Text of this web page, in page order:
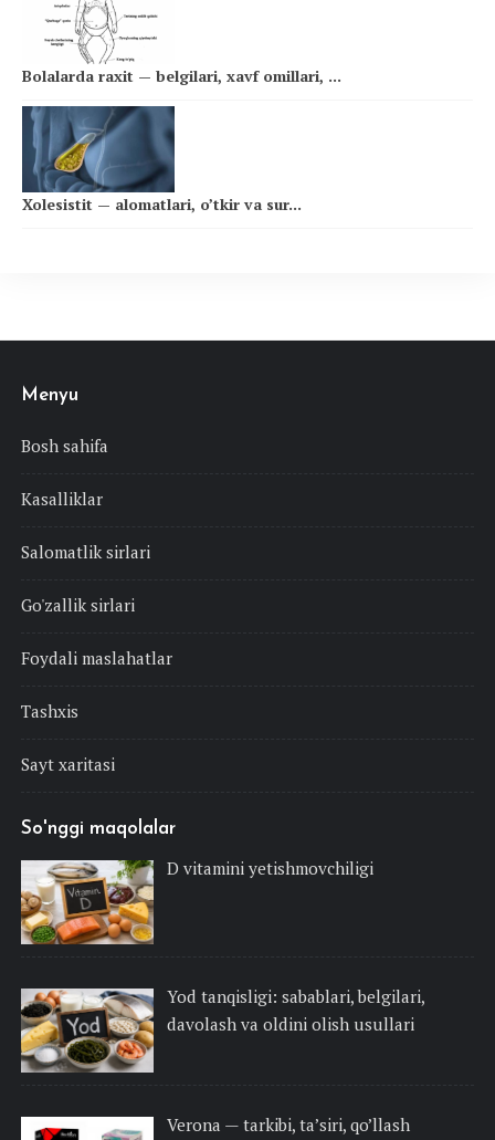
Bolalarda raxit — belgilari, xavf omillari, ...
Xolesistit — alomatlari, o’tkir va sur...
Menyu
Bosh sahifa
Kasalliklar
Salomatlik sirlari
Go'zallik sirlari
Foydali maslahatlar
Tashxis
Sayt xaritasi
So'nggi maqolalar
D vitamini yetishmovchiligi
Yod tanqisligi: sabablari, belgilari,
davolash va oldini olish usullari
Verona — tarkibi, ta’siri, qo’llash